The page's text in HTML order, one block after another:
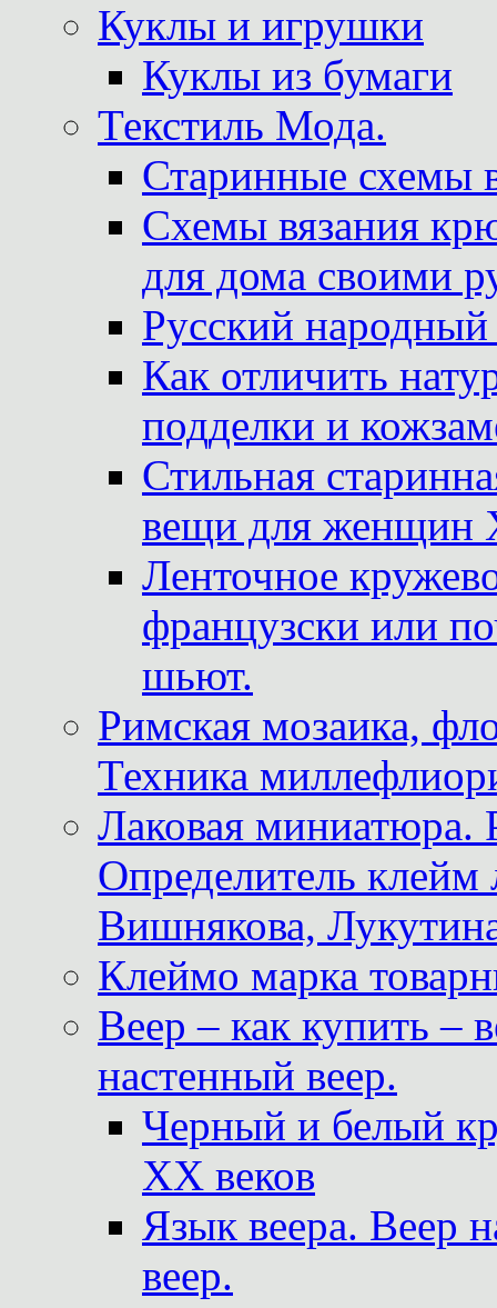
Куклы и игрушки
Куклы из бумаги
Текстиль Мода.
Старинные схемы
Схемы вязания
для дома своими
Русский
Как отличить
подделки и
Стильная
вещи для женщин
Ленточное
французски или
шьют.
Римская мозаика,
Техника
Лаковая миниатюра.
Определитель
Вишнякова,
Клеймо марка
Веер – как купить –
настенный веер.
Черный и белый
XX веков
Язык веера. Веер
веер.